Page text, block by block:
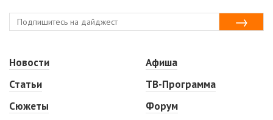
Новости
Статьи
Сюжеты
Афиша
ТВ-Программа
Форум